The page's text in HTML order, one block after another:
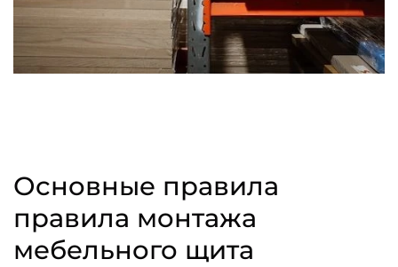
Основные правила
правила монтажа
мебельного щита